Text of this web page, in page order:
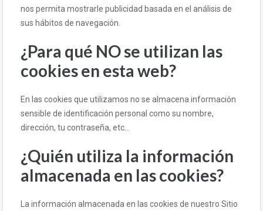
nos permita mostrarle publicidad basada en el análisis de
sus hábitos de navegación.
¿Para qué NO se utilizan las
cookies en esta web?
En las cookies que utilizamos no se almacena información
sensible de identificación personal como su nombre,
dirección, tu contraseña, etc...
¿Quién utiliza la información
almacenada en las cookies?
La información almacenada en las cookies de nuestro Sitio